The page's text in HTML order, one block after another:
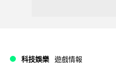
科技娛樂 遊戲情報